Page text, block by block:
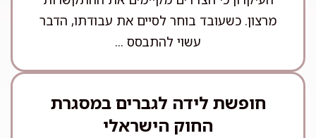
מרצון. כשעובד בוחר לסיים את עבודתו, הדבר
עשוי להתבסס ...
חופשת לידה לגברים במסגרת
החוק הישראלי